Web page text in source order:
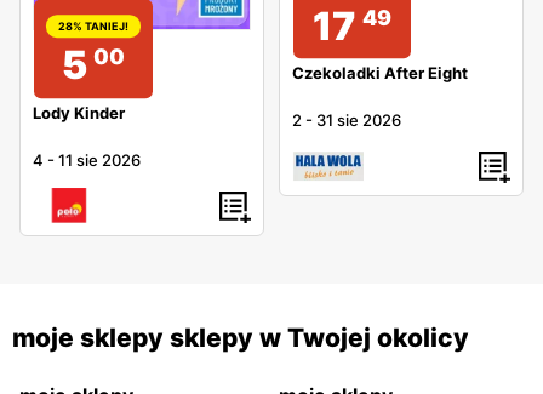
28% TANIEJ!
5 00
Lody Kinder
4 -11 sie 2026
17 49
Czekoladki After Eight
2 - 31 sie 2026
moje sklepy sklepy w Twojej okolicy